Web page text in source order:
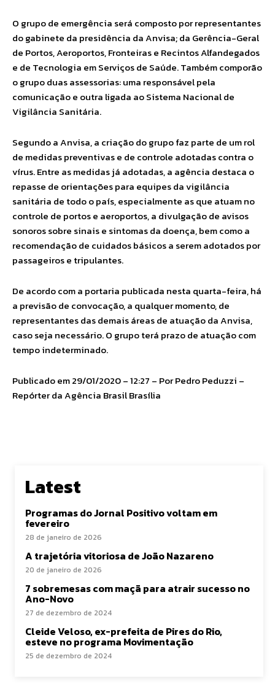
O grupo de emergência será composto por representantes
do gabinete da presidência da Anvisa; da Gerência-Geral
de Portos, Aeroportos, Fronteiras e Recintos Alfandegados
e de Tecnologia em Serviços de Saúde. Também comporão
o grupo duas assessorias: uma responsável pela
comunicação e outra ligada ao Sistema Nacional de
Vigilância Sanitária.
Segundo a Anvisa, a criação do grupo faz parte de um rol
de medidas preventivas e de controle adotadas contra o
vírus. Entre as medidas já adotadas, a agência destaca o
repasse de orientações para equipes da vigilância
sanitária de todo o país, especialmente as que atuam no
controle de portos e aeroportos, a divulgação de avisos
sonoros sobre sinais e sintomas da doença, bem como a
recomendação de cuidados básicos a serem adotados por
passageiros e tripulantes.
De acordo com a portaria publicada nesta quarta-feira, há
a previsão de convocação, a qualquer momento, de
representantes das demais áreas de atuação da Anvisa,
caso seja necessário. O grupo terá prazo de atuação com
tempo indeterminado.
Publicado em 29/01/2020 – 12:27 – Por Pedro Peduzzi –
Repórter da Agência Brasil Brasília
Latest
Programas do Jornal Positivo voltam em
fevereiro
28 de janeiro de 2026
A trajetória vitoriosa de João Nazareno
20 de janeiro de 2026
7 sobremesas com maçã para atrair sucesso no
Ano-Novo
27 de dezembro de 2024
Cleide Veloso, ex-prefeita de Pires do Rio,
esteve no programa Movimentação
25 de dezembro de 2024